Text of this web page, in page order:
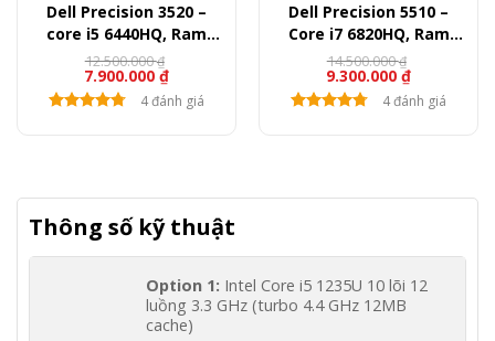
Dell Precision 3520 –
core i5 6440HQ, Ram
8GB, SSD 512GB, VGA
M620, 15.6″ FullHD
7.900.000 ₫
12.500.000₫
4 đánh giá
Dell Precision 5510 –
Core i7 6820HQ, Ram
16GB, SSD 512GB, Quadro
M1000, 15.6″ FullHD
9.300.000 ₫
14.500.000₫
4 đánh giá
Thông số kỹ thuật
Option 1: Intel Core i5 1235U 10 lõi 12
luồng 3.3 GHz (turbo 4.4 GHz 12MB
cache)